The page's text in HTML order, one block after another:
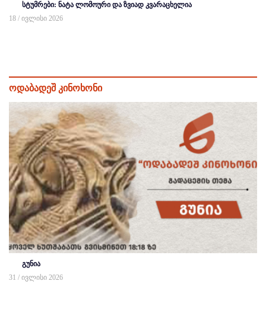
სტუმრები: ნატა ლომოური და ზვიად კვარაცხელია
18 / ივლისი 2026
ოდაბადეშ კინოხონი
გუნია
31 / ივლისი 2026